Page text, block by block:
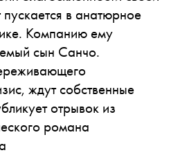
в анатюрное
Компанию ему
сын Санчо.
ждут собственные
отрывок из
романа